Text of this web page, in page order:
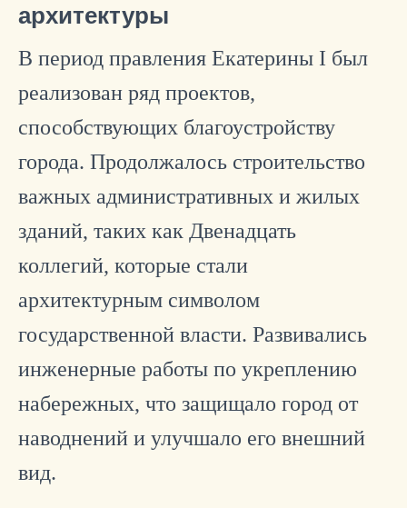
архитектуры
В период правления Екатерины I был
реализован ряд проектов,
способствующих благоустройству
города. Продолжалось строительство
важных административных и жилых
зданий, таких как Двенадцать
коллегий, которые стали
архитектурным символом
государственной власти. Развивались
инженерные работы по укреплению
набережных, что защищало город от
наводнений и улучшало его внешний
вид.